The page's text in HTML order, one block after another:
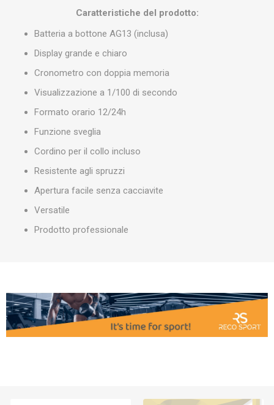
Caratteristiche del prodotto:
Batteria a bottone AG13 (inclusa)
Display grande e chiaro
Cronometro con doppia memoria
Visualizzazione a 1/100 di secondo
Formato orario 12/24h
Funzione sveglia
Cordino per il collo incluso
Resistente agli spruzzi
Apertura facile senza cacciavite
Versatile
Prodotto professionale